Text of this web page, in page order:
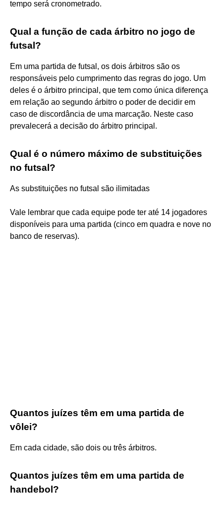
tempo será cronometrado.
Qual a função de cada árbitro no jogo de
futsal?
Em uma partida de futsal, os dois árbitros são os
responsáveis pelo cumprimento das regras do jogo. Um
deles é o árbitro principal, que tem como única diferença
em relação ao segundo árbitro o poder de decidir em
caso de discordância de uma marcação. Neste caso
prevalecerá a decisão do árbitro principal.
Qual é o número máximo de substituições
no futsal?
As substituições no futsal são ilimitadas
Vale lembrar que cada equipe pode ter até 14 jogadores
disponíveis para uma partida (cinco em quadra e nove no
banco de reservas).
Quantos juízes têm em uma partida de
vôlei?
Em cada cidade, são dois ou três árbitros.
Quantos juízes têm em uma partida de
handebol?